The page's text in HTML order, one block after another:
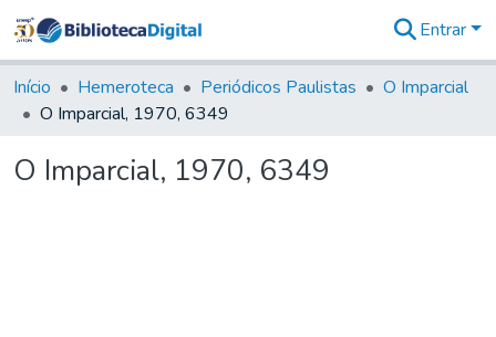
&
Coleções
Tudo na
Digital
Entrar
Início Hemeroteca Periódicos Paulistas
O Imparcial
O Imparcial, 1970, 6349
O Imparcial, 1970, 6349